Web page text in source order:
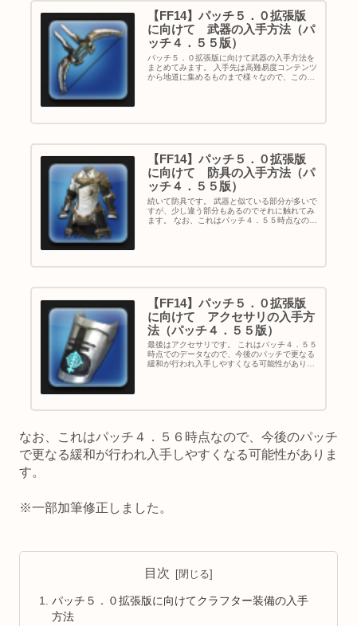
【FF14】パッチ５．０拡張版
に向けて 武器の入手方法（パ
ッチ４．５５版）
パッチ５．０拡張版に向けて武器の入手方法を
まとめてみます。 入手先は高難易度コンテンツ
から地道に集めるものまで様々なので、この記
【FF14】パッチ５．０拡張版
に向けて 防具の入手方法（パ
ッチ４．５５版）
続いて防具です。 武器と似ている部分が多いで
すが、少し違う部分もあるのでそれに触れてみ
ます。 なお、これはパッチ４．５５時点なの
【FF14】パッチ５．０拡張版
に向けて アクセサリの入手方
法（パッチ４．５５版）
最後はアクセサリです。 これはパッチ４．５５
時点でのデータなので、今後のパッチで更なる
緩和が行われ入手しやすくなる可能性がありま
なお、これはパッチ４．５６時点なので、今後のパッチ
で更なる緩和が行われ入手しやすくなる可能性がありま
す。
※一部加筆修正しました。
目次
パッチ５．０拡張版に向けてクラフター装備の入手
方法